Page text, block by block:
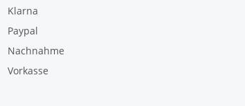
Klarna
Paypal
Nachnahme
Vorkasse